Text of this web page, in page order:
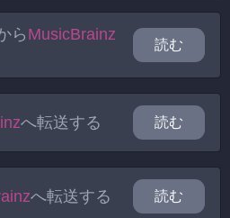
ら MusicBrainz
読む
へ転送する 読む
へ転送する 読む